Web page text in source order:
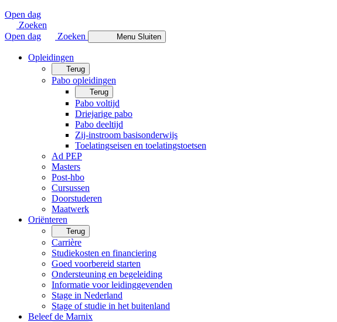
Open dag
Zoeken
Open dag
Zoeken Menu Sluiten
Opleidingen
Terug
Pabo opleidingen
Terug
Pabo voltijd
Driejarige pabo
Pabo deeltijd
Zij-instroom basisonderwijs
Toelatingseisen en toelatingstoetsen
Ad PEP
Masters
Post-hbo
Cursussen
Doorstuderen
Maatwerk
Oriënteren
Terug
Carrière
Studiekosten en financiering
Goed voorbereid starten
Ondersteuning en begeleiding
Informatie voor leidinggevenden
Stage in Nederland
Stage of studie in het buitenland
Beleef de Marnix